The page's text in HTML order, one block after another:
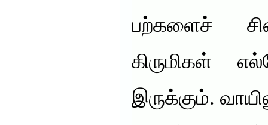
பற்களைச்
கிருமிகள்
இருக்கும்.